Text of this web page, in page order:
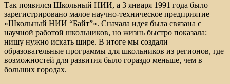
Так появился Школьный НИИ, а 3 января 1991 года было
зарегистрировано малое научно-техническое предприятие
«Школьный НИИ “Байт”». Сначала идея была связана с
научной работой школьников, но жизнь быстро показала:
нишу нужно искать шире. В итоге мы создали
образовательные программы для школьников из регионов, где
возможностей для развития было гораздо меньше, чем в
больших городах.